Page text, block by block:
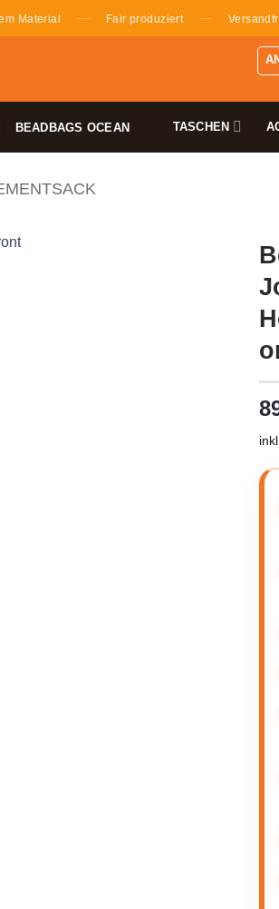
Material — Fair produziert —
BEADBAGS OCEAN TASCHEN